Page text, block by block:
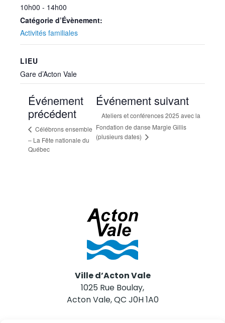
10h00 - 14h00
Catégorie d’Évènement:
Activités familiales
LIEU
Gare d’Acton Vale
Événement
précédent
Célébrons ensemble
– La Fête nationale du
Québec
Événement suivant
Ateliers et conférences 2025 avec la
Fondation de danse Margie Gillis
(plusieurs dates)
Ville d’Acton Vale
1025 Rue Boulay,
Acton Vale, QC J0H 1A0